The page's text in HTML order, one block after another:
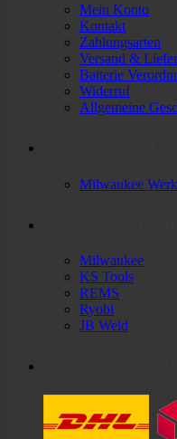
Mein Konto
Kontakt
Zahlungsarten
Versand &
Batterie
Widerruf
Allgemeine
Milwaukee
Milwaukee
KS Tools
REMS
Ryobi
JB Weld